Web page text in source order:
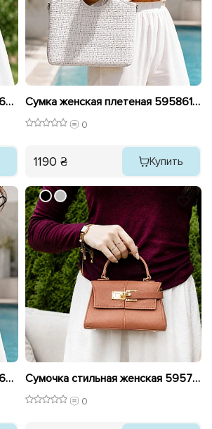
Сумка женская плетеная 595860 Черная Сумка женская плетеная 595861 Серебро
0
1190 ₴ Купить
Сумка женская плетеная 595865 Голубая Сумочка стильная женская 595780 Рыжая
0